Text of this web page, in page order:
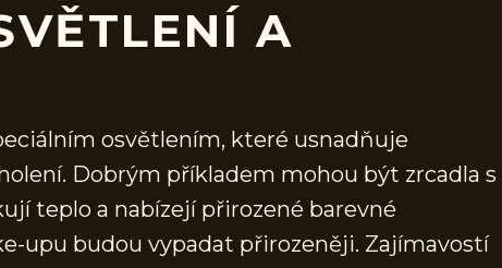
A
osvětlením, které usnadňuje
Dobrým příkladem mohou být zrcadla s
teplo a nabízejí přirozené barevné
upu budou vypadat přirozeněji. Zajímavostí